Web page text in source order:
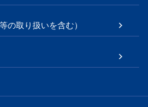
の取り扱いを含む）